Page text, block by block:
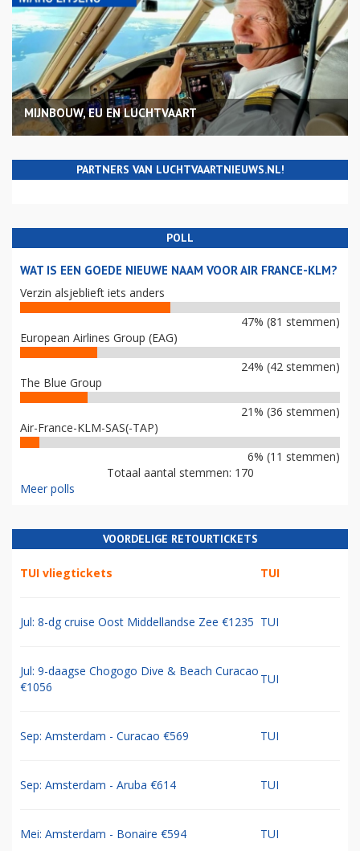
MIJNBOUW, EU EN LUCHTVAART
PARTNERS VAN LUCHTVAARTNIEUWS.NL!
POLL
WAT IS EEN GOEDE NIEUWE NAAM VOOR AIR FRANCE-KLM?
Verzin alsjeblieft iets anders
47% (81 stemmen)
European Airlines Group (EAG)
24% (42 stemmen)
The Blue Group
21% (36 stemmen)
Air-France-KLM-SAS(-TAP)
6% (11 stemmen)
Totaal aantal stemmen: 170
Meer polls
VOORDELIGE RETOURTICKETS
TUI vliegtickets TUI
Jul: 8-dg cruise Oost Middellandse Zee €1235 TUI
Jul: 9-daagse Chogogo Dive & Beach Curacao
€1056
TUI
Sep: Amsterdam - Curacao €569 TUI
Sep: Amsterdam - Aruba €614 TUI
Mei: Amsterdam - Bonaire €594 TUI